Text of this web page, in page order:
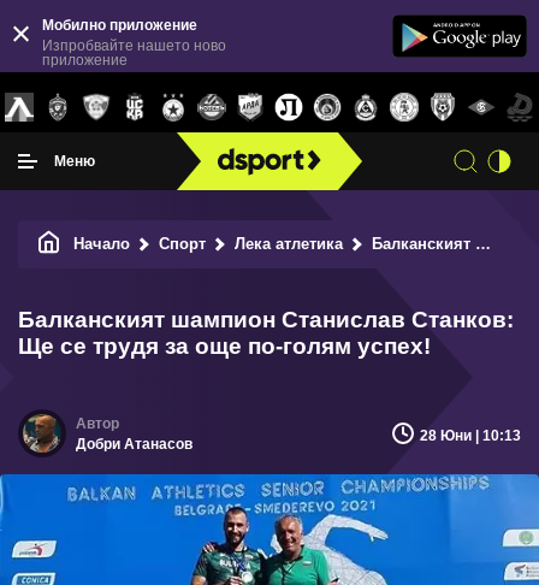
Мобилно приложение
Изпробвайте нашето ново
приложение
Меню
Начало Спорт Лека атлетика Балканският шампион Станислав Станков: Ще се трудя за още по-голям успех!
Балканският шампион Станислав Станков:
Ще се трудя за още по-голям успех!
Добри Атанасов 28 Юни | 10:13